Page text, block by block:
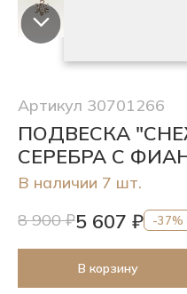
Артикул 30701266
ПОДВЕСКА
СЕРЕБРА С
В наличии 7 шт.
8 900 ₽5 607 ₽ -37%
В корзину